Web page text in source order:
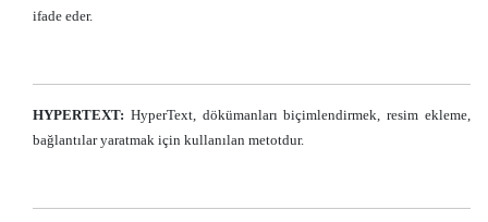
ifade eder.
HYPERTEXT: HyperText, dökümanları biçimlendirmek, resim ekleme,
bağlantılar yaratmak için kullanılan metotdur.